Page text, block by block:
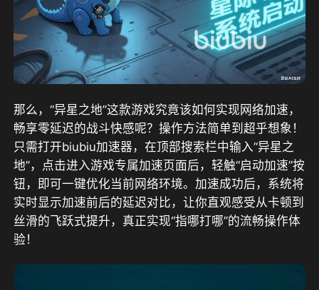
那么，“异星之地”这款游戏究竟该如何实现网络加速，
畅享零延迟的战斗快感呢？操作方法简单到超乎想象！
只需打开biubiu加速器，在顶部搜索栏中输入“异星之
地”，点击进入游戏专属加速页面后，轻触“启动加速”按
钮，即可一键优化当前网络环境。加速成功后，系统将
实时显示加速前后的延迟对比，让你直观感受从卡顿到
丝滑的飞跃式提升，真正实现“指哪打哪”的流畅操作体
验！